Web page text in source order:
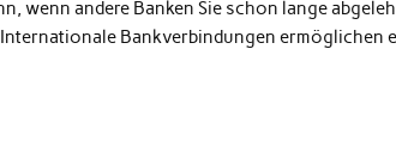
wenn andere Banken Sie schon lange
Bankverbindungen ermöglichen